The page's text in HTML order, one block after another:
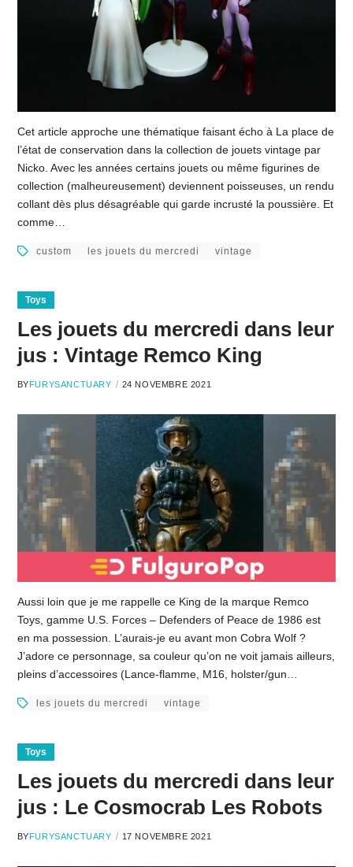
Cet article approche une thématique faisant écho à La place de
l’état de conservation dans la collection de jouets vintage par
Nicko. Avec les années certains jouets ou même figurines de
collection (malheureusement) deviennent poisseuses, un rendu
collant dès plus désagréable qui garde incrusté la poussière. Et
comme…
custom les jouets du mercredi vintage
Toys
Les jouets du mercredi dans leur
jus : Vintage Remco King
BYFURYSANCTUARY 24 NOVEMBRE 2021
Aussi loin que je me rappelle ce King de la marque Remco
Toys, gamme U.S. Forces – Defenders of Peace de 1986 est
en ma possession. L’aurais-je eu avant mon Cobra Wolf ?
J’adore ce personnage, sa couleur qu’on ne voit jamais ailleurs,
pleins d’accessoires (Lance-flamme, M16, holster/gun…
les jouets du mercredi vintage
Toys
Les jouets du mercredi dans leur
jus : Le Cosmocrab Les Robots
BYFURYSANCTUARY 17 NOVEMBRE 2021